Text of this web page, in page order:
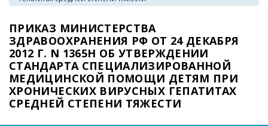
ПРИКАЗ МИНИСТЕРСТВА
ЗДРАВООХРАНЕНИЯ РФ ОТ 24 ДЕКАБРЯ
2012 Г. N 1365Н ОБ УТВЕРЖДЕНИИ
СТАНДАРТА СПЕЦИАЛИЗИРОВАННОЙ
МЕДИЦИНСКОЙ ПОМОЩИ ДЕТЯМ ПРИ
ХРОНИЧЕСКИХ ВИРУСНЫХ ГЕПАТИТАХ
СРЕДНЕЙ СТЕПЕНИ ТЯЖЕСТИ